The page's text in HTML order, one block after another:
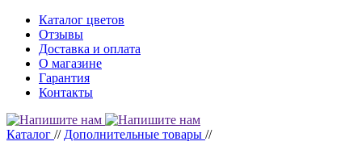
Каталог цветов
Отзывы
Доставка и оплата
О магазине
Гарантия
Контакты
Каталог // Дополнительные товары //